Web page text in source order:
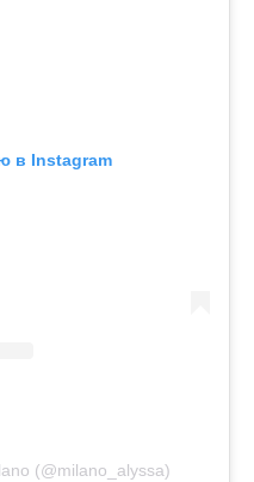
в Instagram
(@milano_alyssa)